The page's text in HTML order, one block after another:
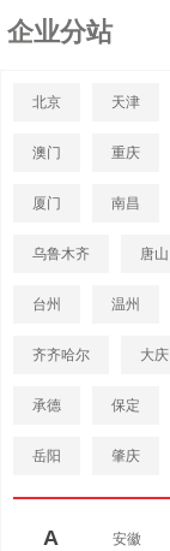
企业分站
北京 天津
澳门 重庆
厦门 南昌
乌鲁木齐 唐山
台州 温州
齐齐哈尔 大庆
承德 保定
岳阳 肇庆
A 安徽